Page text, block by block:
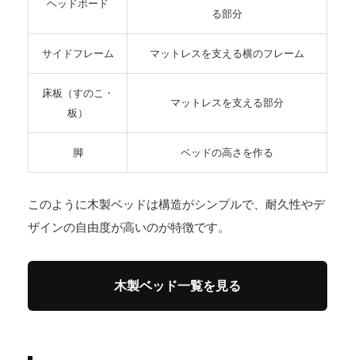
ヘッドボード
る部分
サイドフレーム マットレスを支える横のフレーム
床板（すのこ・
板）
マットレスを支える部分
脚 ベッドの高さを作る
このように木製ベッドは構造がシンプルで、耐久性やデ
ザインの自由度が高いのが特徴です。
木製ベッド一覧を見る